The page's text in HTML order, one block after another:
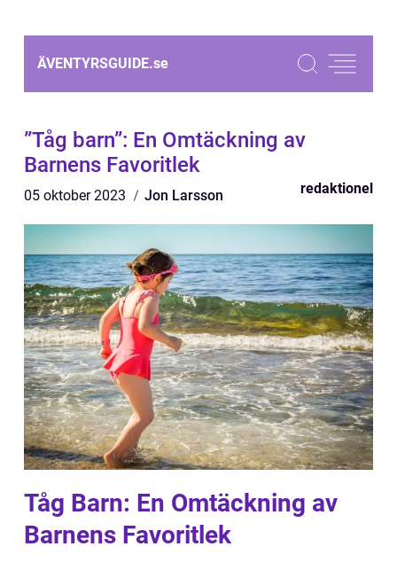
ÄVENTYRSGUIDE.se
”Tåg barn”: En Omtäckning av
Barnens Favoritlek
05 oktober 2023 Jon Larsson redaktionel
Tåg Barn: En Omtäckning av
Barnens Favoritlek